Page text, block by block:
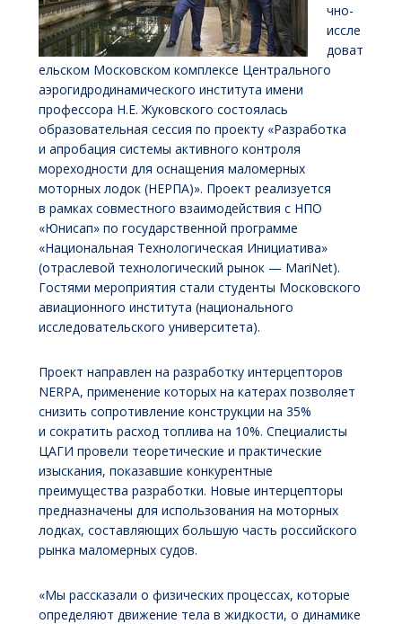
чно-
иссле
доват
ельском Московском комплексе Центрального
аэрогидродинамического института имени
профессора Н.Е. Жуковского состоялась
образовательная сессия по проекту «Разработка
и апробация системы активного контроля
мореходности для оснащения маломерных
моторных лодок (НЕРПА)». Проект реализуется
в рамках совместного взаимодействия с НПО
«Юнисап» по государственной программе
«Национальная Технологическая Инициатива»
(отраслевой технологический рынок — MariNet).
Гостями мероприятия стали студенты Московского
авиационного института (национального
исследовательского университета).
Проект направлен на разработку интерцепторов
NERPA, применение которых на катерах позволяет
снизить сопротивление конструкции на 35%
и сократить расход топлива на 10%. Специалисты
ЦАГИ провели теоретические и практические
изыскания, показавшие конкурентные
преимущества разработки. Новые интерцепторы
предназначены для использования на моторных
лодках, составляющих большую часть российского
рынка маломерных судов.
«Мы рассказали о физических процессах, которые
определяют движение тела в жидкости, о динамике